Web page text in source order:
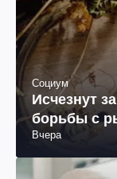
Социум
Исчезнут
борьбы с
Вчера